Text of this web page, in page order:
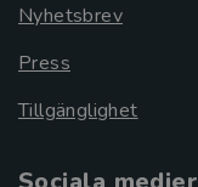
Nyhetsbrev
Press
Tillgänglighet